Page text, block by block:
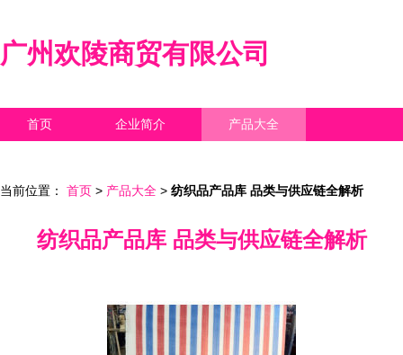
广州欢陵商贸有限公司
首页 企业简介 产品大全
当前位置： 首页 > 产品大全 > 纺织品产品库 品类与供应链全解析
纺织品产品库 品类与供应链全解析